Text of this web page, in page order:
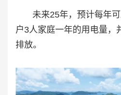
未来25年，预计每年可
户3人家庭一年的用电量，
排放。